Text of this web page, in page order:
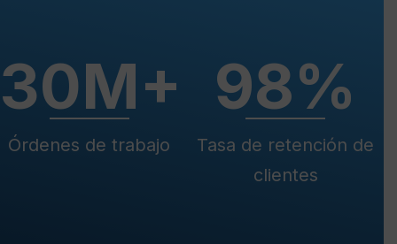
30M+
Órdenes de trabajo
98%
Tasa de retención de
clientes